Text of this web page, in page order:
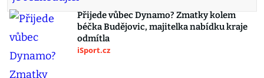
Přijede vůbec Dynamo? Zmatky kolem
béčka Budějovic, majitelka nabídku kraje
odmítla
iSport.cz